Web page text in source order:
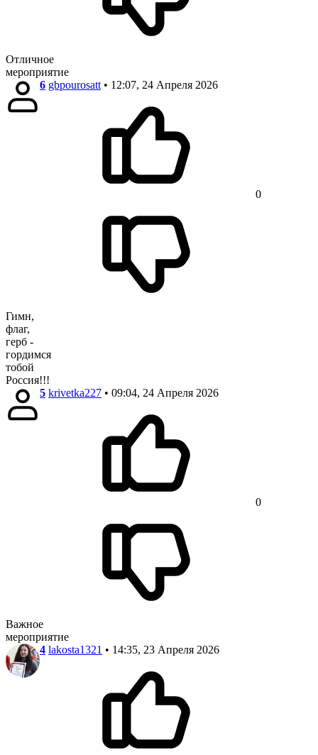
Отличное
мероприятие
6 gbpourosatt • 12:07, 24 Апреля 2026
0
Гимн,
флаг,
герб -
гордимся
тобой
Россия!!!
5 krivetka227 • 09:04, 24 Апреля 2026
0
Важное
мероприятие
4 lakosta1321 • 14:35, 23 Апреля 2026